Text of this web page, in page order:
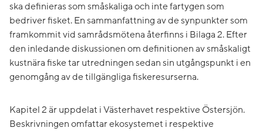
ska definieras som småskaliga och inte fartygen som
bedriver fisket. En sammanfattning av de synpunkter som
framkommit vid samrådsmötena återfinns i Bilaga 2. Efter
den inledande diskussionen om definitionen av småskaligt
kustnära fiske tar utredningen sedan sin utgångspunkt i en
genomgång av de tillgängliga fiskeresurserna.
Kapitel 2 är uppdelat i Västerhavet respektive Östersjön.
Beskrivningen omfattar ekosystemet i respektive